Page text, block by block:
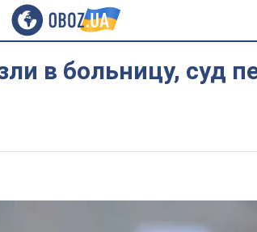
в больницу, суд